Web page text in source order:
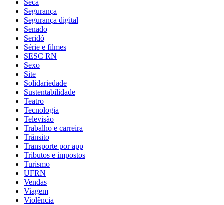
Segurança
Segurança digital
Senado
Seridó
Série e filmes
SESC RN
Sexo
Site
Solidariedade
Sustentabilidade
Teatro
Tecnologia
Televisão
Trabalho e carreira
Trânsito
Transporte por app
Tributos e impostos
Turismo
UFRN
Vendas
Viagem
Violência